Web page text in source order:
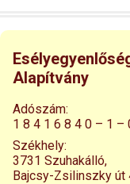
Alapítvány
Adószám:
1 8 4 1 6 8 4 0 – 1 –
Székhely:
3731 Szuhakálló,
Bajcsy-Zsilinszky út